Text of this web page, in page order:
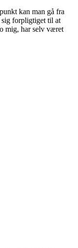
kan man gå fra
sig forpligtiget til at
mig, har selv været